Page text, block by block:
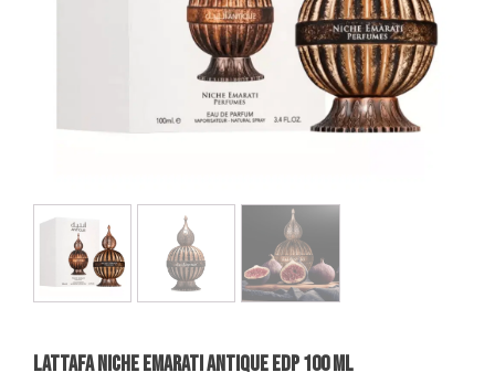
LATTAFA NICHE EMARATI ANTIQUE EDP 100 Ml